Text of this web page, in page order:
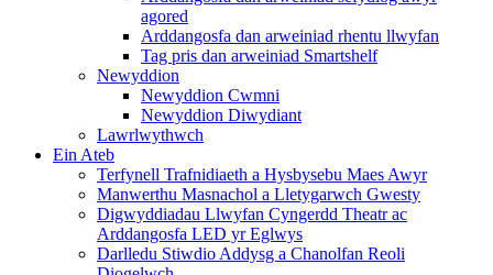
agored
Arddangosfa dan arweiniad rhentu llwyfan
Tag pris dan arweiniad Smartshelf
Newyddion
Newyddion Cwmni
Newyddion Diwydiant
Lawrlwythwch
Ein Ateb
Terfynell Trafnidiaeth a Hysbysebu Maes Awyr
Manwerthu Masnachol a Lletygarwch Gwesty
Digwyddiadau Llwyfan Cyngerdd Theatr ac
Arddangosfa LED yr Eglwys
Darlledu Stiwdio Addysg a Chanolfan Reoli